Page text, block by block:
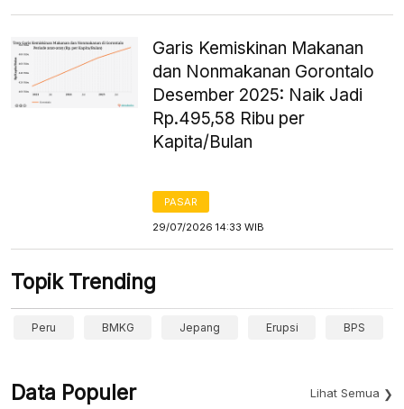
Garis Kemiskinan Makanan
dan Nonmakanan Gorontalo
Desember 2025: Naik Jadi
Rp.495,58 Ribu per
Kapita/Bulan
PASAR
29/07/2026 14:33 WIB
Topik Trending
Peru BMKG Jepang Erupsi BPS
Data Populer Lihat Semua